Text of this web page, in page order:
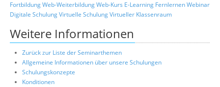
FortbildungWeb-WeiterbildungWeb-Kurs E-Learning FernlernenWebinar
Digitale SchulungVirtuelle SchulungVirtueller Klassenraum
Weitere Informationen
Zurück zur Liste der Seminarthemen
Allgemeine Informationen über unsere Schulungen
Schulungskonzepte
Konditionen